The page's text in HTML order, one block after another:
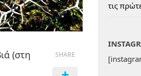
(στη
SHARE
τις